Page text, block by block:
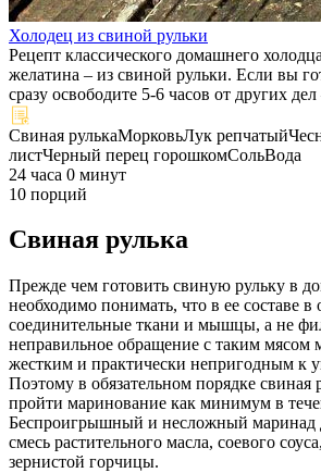
Холодец из свиной рульки
Рецепт классического домашнего
желатина – из свиной рульки. Если вы
сразу освободите 5-6 часов от других
Свиная рулькаМорковьЛук репчатый
листЧерный перец горошкомСольВода
24 часа 0 минут
10 порций
Свиная рулька
Прежде чем готовить свиную рульку в
необходимо понимать, что в ее составе в
соединительные ткани и мышцы, а не
неправильное обращение с таким мясом
жестким и практически непригодным к
Поэтому в обязательном порядке свиная
пройти маринование как минимум в
Беспроигрышный и несложный маринад
смесь растительного масла, соевого
зернистой горчицы.